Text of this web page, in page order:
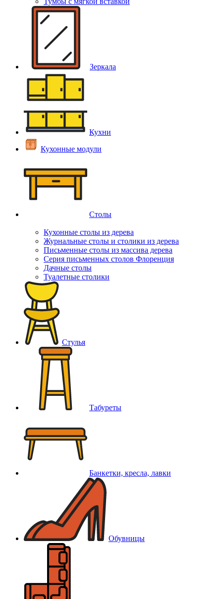
Зеркала
Кухни
Кухонные модули
Столы
Кухонные столы из дерева
Журнальные столы и столики из дерева
Письменные столы из массива дерева
Серия письменных столов Флоренция
Дачные столы
Туалетные столики
Стулья
Табуреты
Банкетки, кресла, лавки
Обувницы